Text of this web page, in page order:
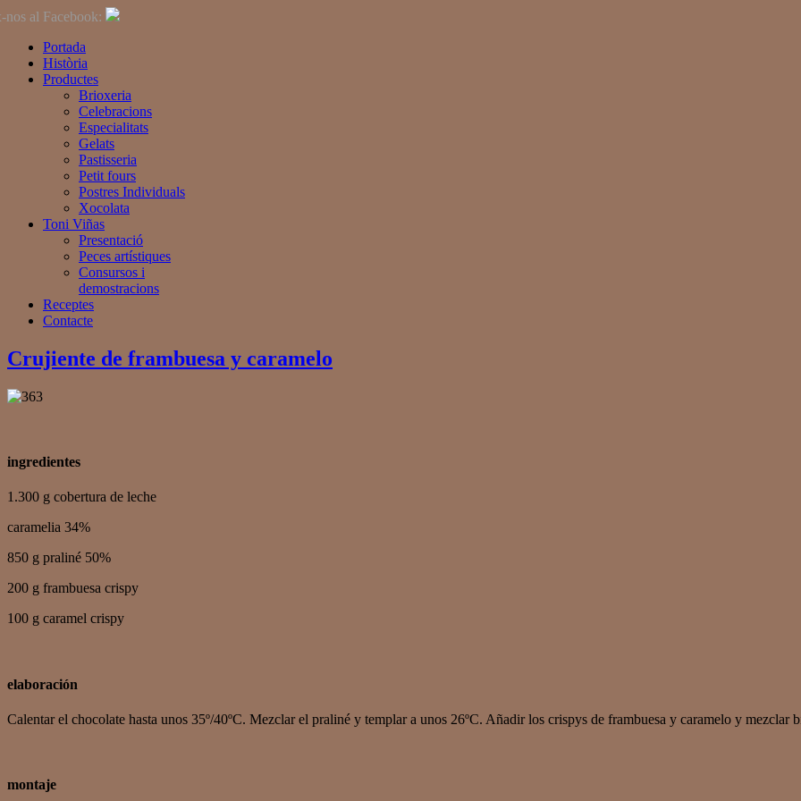
nos al Facebook:
Portada
Història
Productes
Brioxeria
Celebracions
Especialitats
Gelats
Pastisseria
Petit fours
Postres Individuals
Xocolata
Toni Viñas
Presentació
Peces artístiques
Consursos i
demostracions
Receptes
Contacte
Crujiente de frambuesa y caramelo
ingredientes
1.300 g cobertura de leche
caramelia 34%
850 g praliné 50%
200 g frambuesa crispy
100 g caramel crispy
elaboración
Calentar el chocolate hasta unos 35º/40ºC. Mezclar el praliné y templar a unos 26ºC. Añadir los crispys de frambuesa y caramelo y mezclar
montaje